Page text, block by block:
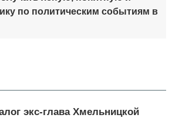
экс-глава Хмельницкой
по политическим событиям в